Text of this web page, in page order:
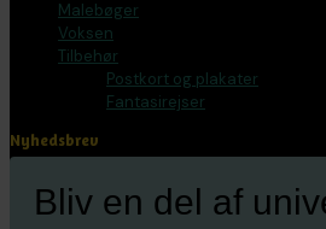
Malebøger
Voksen
Tilbehør
Postkort og plakater
Fantasirejser
Nyhedsbrev
Bliv en del af